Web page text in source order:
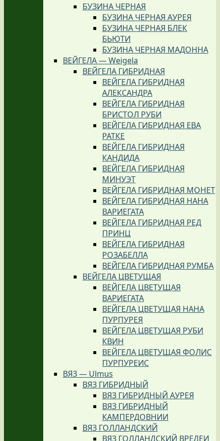
БУЗИНА ЧЕРНАЯ
БУЗИНА ЧЕРНАЯ АУРЕЯ
БУЗИНА ЧЕРНАЯ БЛЕК
БЬЮТИ
БУЗИНА ЧЕРНАЯ МАДОННА
ВЕЙГЕЛА — Weigela
ВЕЙГЕЛА ГИБРИДНАЯ
ВЕЙГЕЛА ГИБРИДНАЯ
АЛЕКСАНДРА
ВЕЙГЕЛА ГИБРИДНАЯ
БРИСТОЛ РУБИ
ВЕЙГЕЛА ГИБРИДНАЯ ЕВА
РАТКЕ
ВЕЙГЕЛА ГИБРИДНАЯ
КАНДИДА
ВЕЙГЕЛА ГИБРИДНАЯ
МИНУЭТ
ВЕЙГЕЛА ГИБРИДНАЯ МОНЕТ
ВЕЙГЕЛА ГИБРИДНАЯ НАНА
ВАРИЕГАТА
ВЕЙГЕЛА ГИБРИДНАЯ РЕД
ПРИНЦ
ВЕЙГЕЛА ГИБРИДНАЯ
РОЗАБЕЛЛА
ВЕЙГЕЛА ГИБРИДНАЯ РУМБА
ВЕЙГЕЛА ЦВЕТУЩАЯ
ВЕЙГЕЛА ЦВЕТУЩАЯ
ВАРИЕГАТА
ВЕЙГЕЛА ЦВЕТУЩАЯ НАНА
ПУРПУРЕЯ
ВЕЙГЕЛА ЦВЕТУЩАЯ РУБИ
КВИН
ВЕЙГЕЛА ЦВЕТУЩАЯ ФОЛИС
ПУРПУРЕИС
ВЯЗ — Ulmus
ВЯЗ ГИБРИДНЫЙ
ВЯЗ ГИБРИДНЫЙ АУРЕЯ
ВЯЗ ГИБРИДНЫЙ
КАМПЕРДОВНИИ
ВЯЗ ГОЛЛАНДСКИЙ
ВЯЗ ГОЛЛАНДСКИЙ ВРЕДЕИ